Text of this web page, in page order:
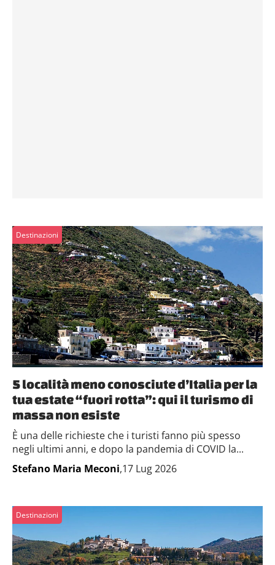
Destinazioni
5 località meno conosciute d’Italia per la
tua estate “fuori rotta”: qui il turismo di
massa non esiste
È una delle richieste che i turisti fanno più spesso
negli ultimi anni, e dopo la pandemia di COVID la...
Stefano Maria Meconi,17 Lug 2026
Destinazioni